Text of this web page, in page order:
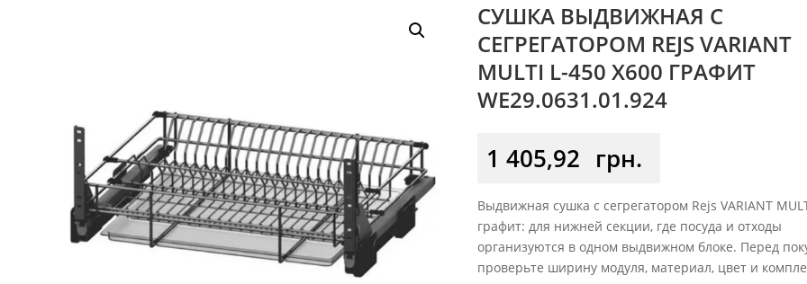
СУШКА ВЫДВИЖНАЯ С
СЕГРЕГАТОРОМ REJS VARIANT
MULTI L-450 X600 ГРАФИТ
WE29.0631.01.924
1 405,92 грн.
Выдвижная сушка с сегрегатором Rejs VARIANT
графит: для нижней секции, где посуда и отходы
организуются в одном выдвижном блоке. Перед
проверьте ширину модуля, материал, цвет и